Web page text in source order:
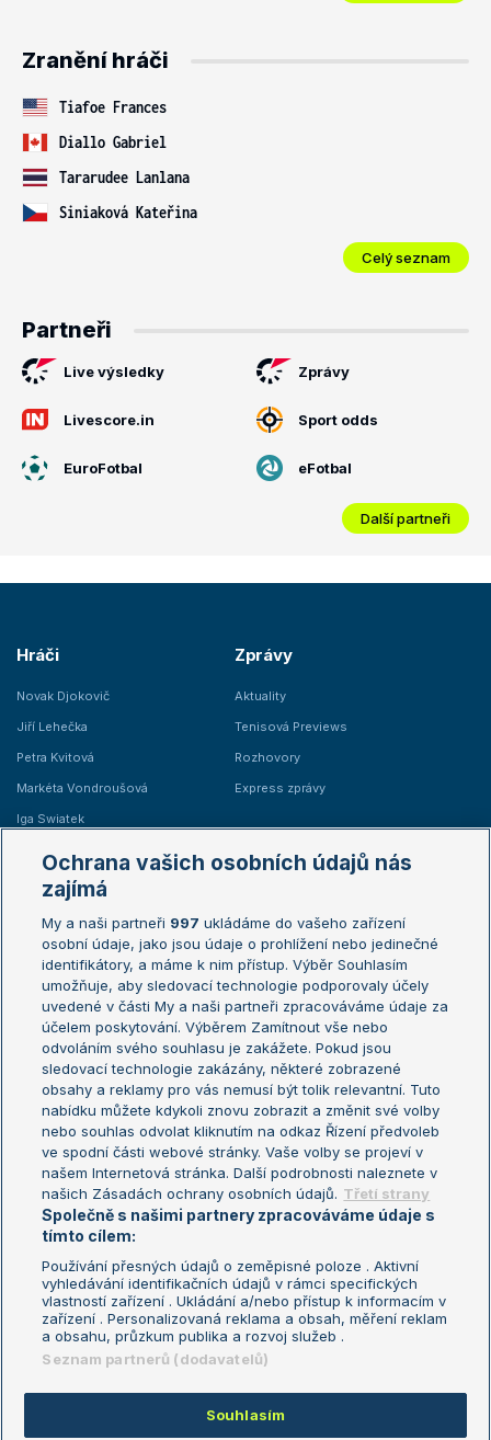
Zranění hráči
Tiafoe Frances
Diallo Gabriel
Tararudee Lanlana
Siniaková Kateřina
Celý seznam
Partneři
Live výsledky Zprávy
Livescore.in Sport odds
EuroFotbal eFotbal
Další partneři
Hráči
Novak Djokovič
Jiří Lehečka
Petra Kvitová
Markéta Vondroušová
Iga Swiatek
Zprávy
Aktuality
Tenisová Previews
Rozhovory
Express zprávy
Žebříčky
Žebříček ATP (muži)
Žebříček WTA (ženy)
Sázkařský žebříček
Australian Open
French Open
Wimbledon
US Open
Turnaj mistrů
Turnaj mistryň
Aktualní trendy
Fotbalové přestupy
Livesport Daily
LS Prague Open
Podmínky užití
Nastavení soukromí
GDPR a žurnalistika
Reklama
Kontakt
Informace o zpracování osobních
údajů
Ochrana vašich osobních údajů nás
zajímá
My a naši partneři 997 ukládáme do vašeho zařízení
osobní údaje, jako jsou údaje o prohlížení nebo jedinečné
identifikátory, a máme k nim přístup. Výběr Souhlasím
umožňuje, aby sledovací technologie podporovaly účely
uvedené v části My a naši partneři zpracováváme údaje za
účelem poskytování. Výběrem Zamítnout vše nebo
odvoláním svého souhlasu je zakážete. Pokud jsou
sledovací technologie zakázány, některé zobrazené
obsahy a reklamy pro vás nemusí být tolik relevantní. Tuto
nabídku můžete kdykoli znovu zobrazit a změnit své volby
nebo souhlas odvolat kliknutím na odkaz Řízení předvoleb
ve spodní části webové stránky. Vaše volby se projeví v
našem Internetová stránka. Další podrobnosti naleznete v
našich Zásadách ochrany osobních údajů. Třetí strany
Společně s našimi partnery zpracováváme údaje s
tímto cílem:
Používání přesných údajů o zeměpisné poloze . Aktivní
vyhledávání identifikačních údajů v rámci specifických
vlastností zařízení . Ukládání a/nebo přístup k informacím v
zařízení . Personalizovaná reklama a obsah, měření reklam
a obsahu, průzkum publika a rozvoj služeb .
Seznam partnerů (dodavatelů)
Souhlasím